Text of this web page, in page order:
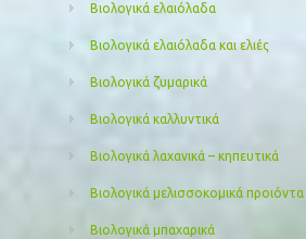
Βιολογικά ελαιόλαδα
Βιολογικά ελαιόλαδα και ελιές
Βιολογικά ζυμαρικά
Βιολογικά καλλυντικά
Βιολογικά λαχανικά – κηπευτικά
Βιολογικά μελισσοκομικά προιόντα
Βιολογικά μπαχαρικά